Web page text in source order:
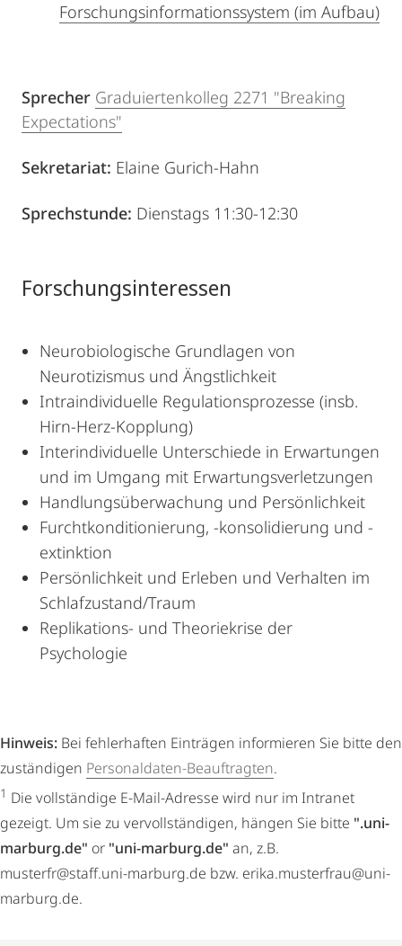
Forschungsinformationssystem (im Aufbau)
Sprecher Graduiertenkolleg 2271 "Breaking
Expectations"
Sekretariat: Elaine Gurich-Hahn
Sprechstunde: Dienstags 11:30-12:30
Forschungsinteressen
Neurobiologische Grundlagen von
Neurotizismus und Ängstlichkeit
Intraindividuelle Regulationsprozesse (insb.
Hirn-Herz-Kopplung)
Interindividuelle Unterschiede in Erwartungen
und im Umgang mit Erwartungsverletzungen
Handlungsüberwachung und Persönlichkeit
Furchtkonditionierung, -konsolidierung und -
extinktion
Persönlichkeit und Erleben und Verhalten im
Schlafzustand/Traum
Replikations- und Theoriekrise der
Psychologie
Hinweis: Bei fehlerhaften Einträgen informieren Sie bitte den
zuständigen Personaldaten-Beauftragten.
1 Die vollständige E-Mail-Adresse wird nur im Intranet
gezeigt. Um sie zu vervollständigen, hängen Sie bitte ".uni-
marburg.de" or "uni-marburg.de" an, z.B.
musterfr@staff.uni-marburg.de bzw. erika.musterfrau@uni-
marburg.de.